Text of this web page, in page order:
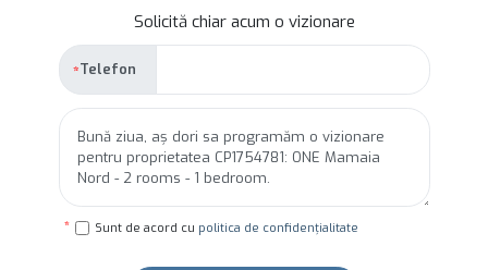
Solicită chiar acum o vizionare
Telefon
Sunt de acord cu politica de confidențialitate